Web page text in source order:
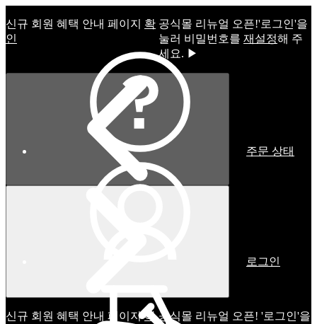
신규 회원 혜택 안내 페이지 확
인
공식몰 리뉴얼 오픈!ㅤ'로그인'을
눌러 비밀번호를 재설정해 주
세요. ▶
신규 회원 혜택 안내 페이지확 공식몰 리뉴얼 오픈! '로그인'을
주문 상태
로그인